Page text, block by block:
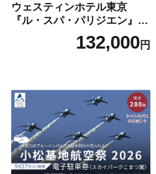
ウェスティンホテル東京
『ル・スパ・パリジエン』選
べるボディセラピー90分/1名
132,000円